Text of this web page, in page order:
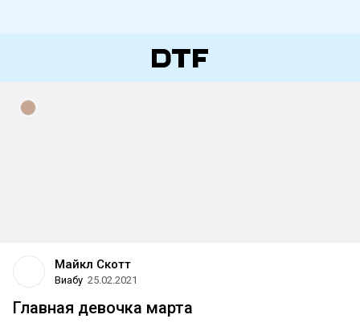
Майкл Скотт
Виабу 25.02.2021
Главная девочка марта